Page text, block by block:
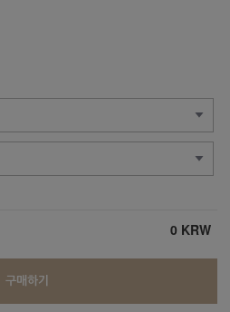
0 KRW
구매하기